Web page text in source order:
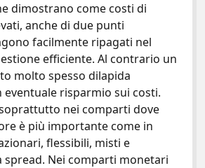
dimostrano come costi di
anche di due punti
facilmente ripagati nel
efficiente. Al contrario un
molto spesso dilapida
risparmio sui costi.
nei comparti dove
è più importante come in
flessibili, misti e
spread. Nei comparti monetari